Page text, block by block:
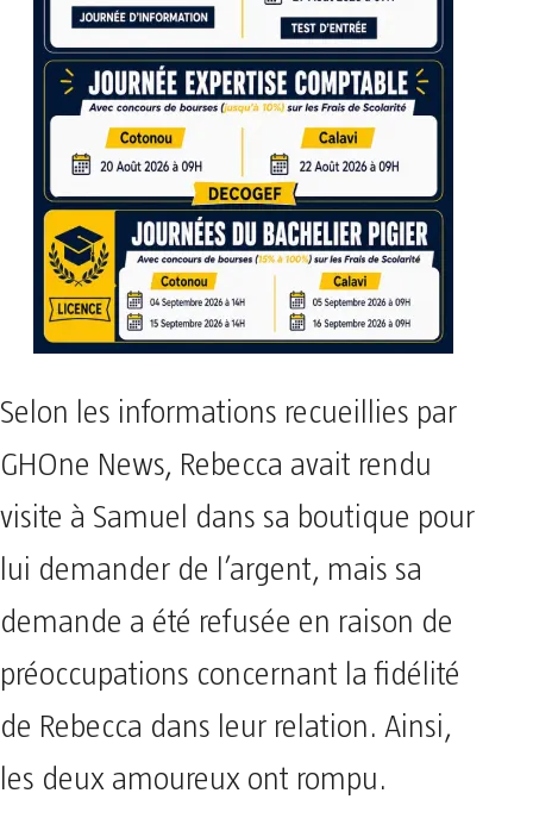
Selon les informations recueillies par
GHOne News, Rebecca avait rendu
visite à Samuel dans sa boutique pour
lui demander de l’argent, mais sa
demande a été refusée en raison de
préoccupations concernant la fidélité
de Rebecca dans leur relation. Ainsi,
les deux amoureux ont rompu.